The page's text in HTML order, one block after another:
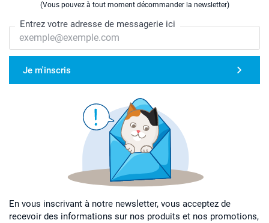
(Vous pouvez à tout moment décommander la newsletter)
Entrez votre adresse de messagerie ici
Je m'inscris
En vous inscrivant à notre newsletter, vous acceptez de
recevoir des informations sur nos produits et nos promotions,